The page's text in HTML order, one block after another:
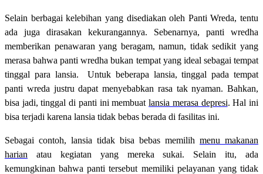
Selain berbagai kelebihan yang disediakan oleh Panti Wreda, tentu
ada juga dirasakan kekurangannya. Sebenarnya, panti wredha
memberikan penawaran yang beragam, namun, tidak sedikit yang
merasa bahwa panti wredha bukan tempat yang ideal sebagai tempat
tinggal para lansia. Untuk beberapa lansia, tinggal pada tempat
panti wreda justru dapat menyebabkan rasa tak nyaman. Bahkan,
bisa jadi, tinggal di panti ini membuatlansia merasa depresi. Hal ini
bisa terjadi karena lansia tidak bebas berada di fasilitas ini.
Sebagai contoh, lansia tidak bisa bebas memilih menu makanan
harian atau kegiatan yang mereka sukai. Selain itu, ada
kemungkinan bahwa panti tersebut memiliki pelayanan yang tidak